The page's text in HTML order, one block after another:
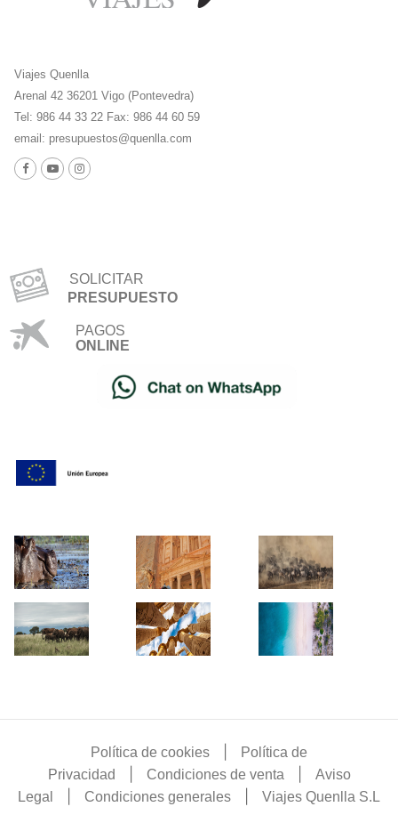
Viajes Quenlla
Arenal 42 36201 Vigo (Pontevedra)
Tel: 986 44 33 22 Fax: 986 44 60 59
email: presupuestos@quenlla.com
SOLICITAR
PRESUPUESTO
PAGOS
ONLINE
Política de cookies
Política de
Privacidad
Condiciones de venta|
Aviso
Legal
Condiciones generales Viajes Quenlla S.L